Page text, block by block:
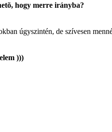
hogy merre irányba?
úgyszintén, de szívesen
)))